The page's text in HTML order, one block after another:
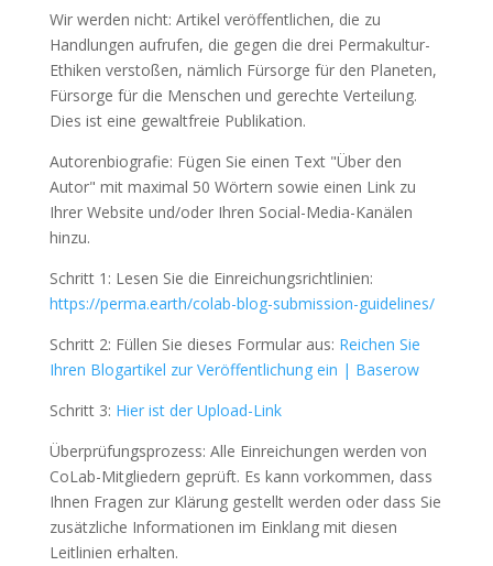
Wir werden nicht: Artikel veröffentlichen, die zu
Handlungen aufrufen, die gegen die drei Permakultur-
Ethiken verstoßen, nämlich Fürsorge für den Planeten,
Fürsorge für die Menschen und gerechte Verteilung.
Dies ist eine gewaltfreie Publikation.
Autorenbiografie: Fügen Sie einen Text "Über den
Autor" mit maximal 50 Wörtern sowie einen Link zu
Ihrer Website und/oder Ihren Social-Media-Kanälen
hinzu.
Schritt 1: Lesen Sie die Einreichungsrichtlinien:
https://perma.earth/colab-blog-submission-guidelines/
Schritt 2: Füllen Sie dieses Formular aus: Reichen Sie
Ihren Blogartikel zur Veröffentlichung ein | Baserow
Schritt 3: Hier ist der Upload-Link
Überprüfungsprozess: Alle Einreichungen werden von
CoLab-Mitgliedern geprüft. Es kann vorkommen, dass
Ihnen Fragen zur Klärung gestellt werden oder dass Sie
zusätzliche Informationen im Einklang mit diesen
Leitlinien erhalten.